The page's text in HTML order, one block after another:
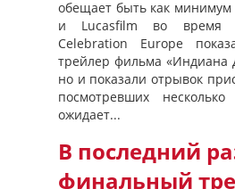
обещает быть как
и Lucasfilm во время
Celebration Europe
трейлер фильма «Индиана
но и показали отрывок
посмотревших
ожидает...
В последний
финальный